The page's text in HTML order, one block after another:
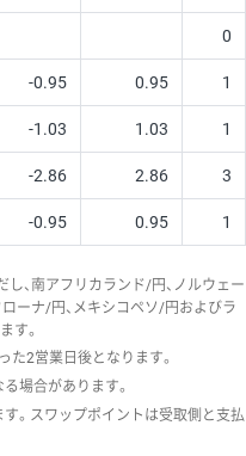
0
-0.95 0.95 1
-1.03 1.03 1
-2.86 2.86 3
-0.95 0.95 1
、南アフリカランド/円、ノルウェー
ーナ/円、メキシコペソ/円およびラ
す。
た2営業日後となります。
場合があります。
。スワップポイントは受取側と支払